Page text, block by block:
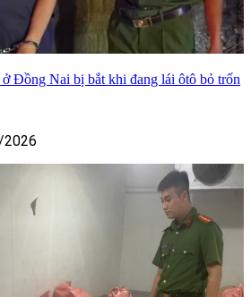
Đồng Nai bị bắt khi đang lái ôtô bỏ trốn